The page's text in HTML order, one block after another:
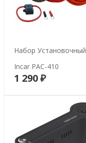
Набор Установочный
Incar PAC-410
1 290 ₽В корзину